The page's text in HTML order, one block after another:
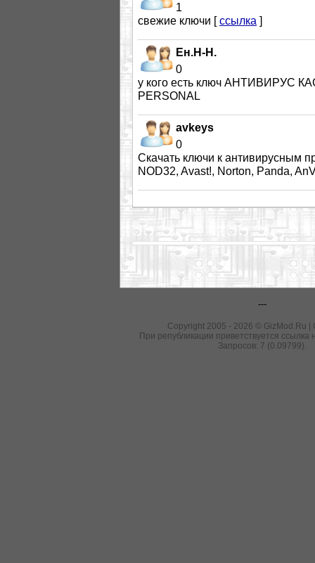
1
свежие ключи [ссылка ]
Ен.Н-Н.
0
у кого есть ключ АНТИВИРУС
PERSONAL
avkeys
0
Скачать ключи к антивирусным
NOD32, Avast!, Norton, Panda,
---
Copyright 2005 - 2026 © GizMod.Ru |
При републикации приветствуется ссылка
Запросов: 7 (0.09799).